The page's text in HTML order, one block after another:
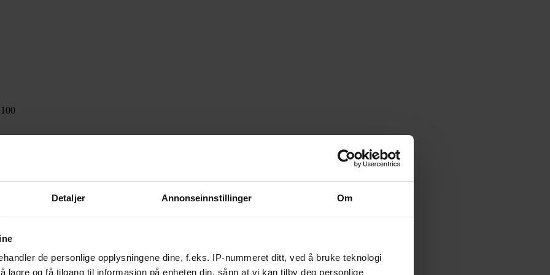
Detaljer Annonseinnstillinger Om
de personlige opplysningene dine, f.eks. IP-nummeret ditt, ved å bruke teknologi
lagre og få tilgang til informasjon på enheten din, sånn at vi kan tilby deg personlige
100